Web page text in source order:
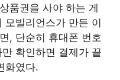
품권을 사야 하는 게
모빌리언스가 만든 이
, 단순히 휴대폰 번호
확인하면 결제가 끝
화였다.